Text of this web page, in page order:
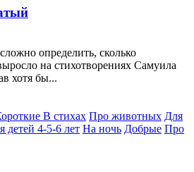
определить, сколько
на стихотворениях Самуила
хотя бы...
В стихах Про животных Для
детей 4-5-6 лет На ночь Добрые Про